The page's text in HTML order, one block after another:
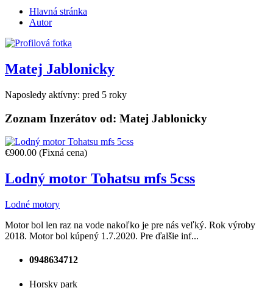
Hlavná stránka
Autor
Matej Jablonicky
Naposledy aktívny: pred 5 roky
Zoznam Inzerátov od: Matej Jablonicky
€900.00 (Fixná cena)
Lodný motor Tohatsu mfs 5css
Lodné motory
Motor bol len raz na vode nakoľko je pre nás veľký. Rok výroby
2018. Motor bol kúpený 1.7.2020. Pre ďalšie inf...
0948634712
Horsky park